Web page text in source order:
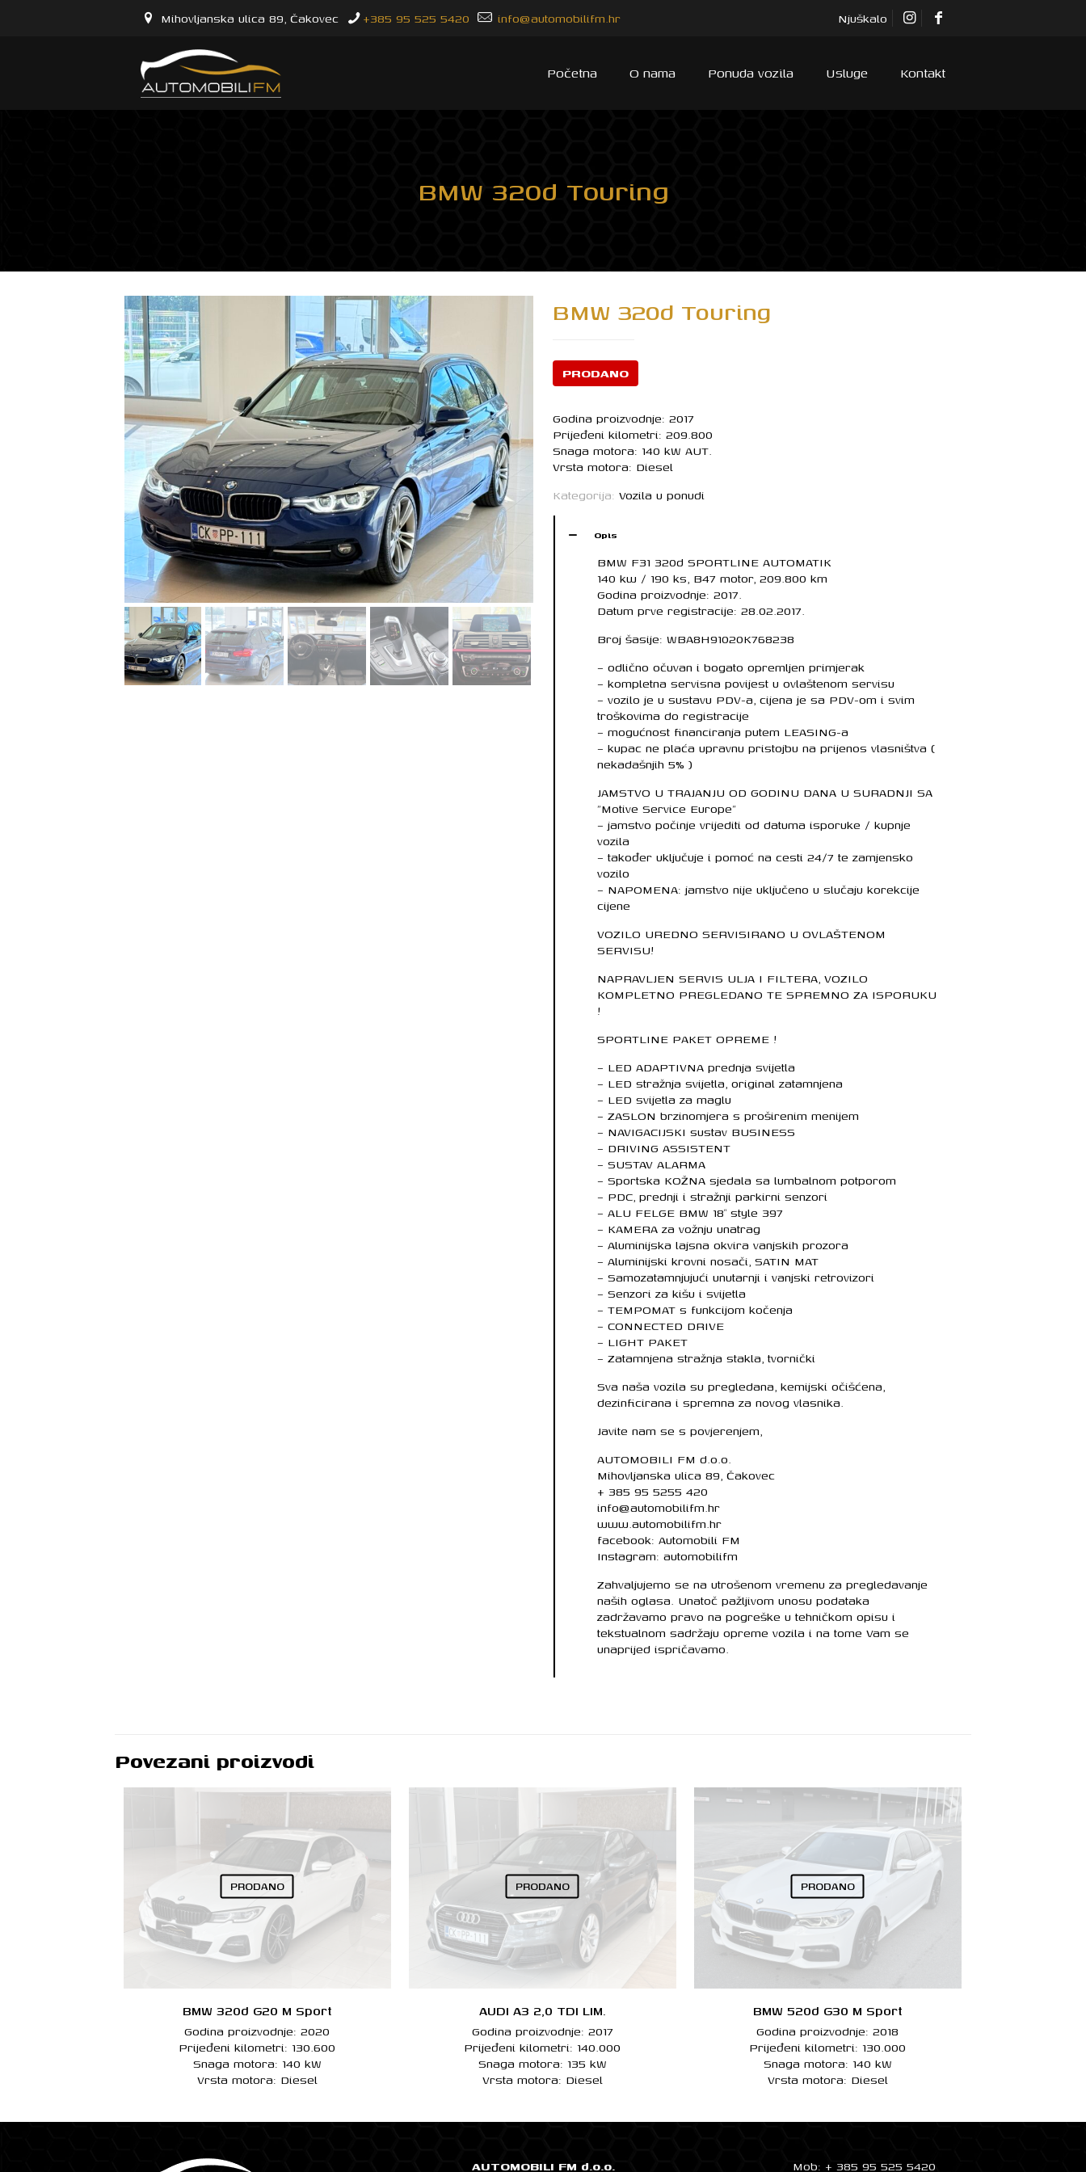
Mihovljanska ulica 89, Čakovec +385 95 525 5420 info@automobilifm.hr Njuškalo
Početna O nama Ponuda vozila Usluge Kontakt
BMW 320d Touring
BMW 320d Touring
PRODANO
Godina proizvodnje: 2017
Prijeđeni kilometri: 209.800
Snaga motora: 140 kW AUT.
Vrsta motora: Diesel
Kategorija: Vozila u ponudi
Opis
BMW F31 320d SPORTLINE AUTOMATIK
140 kw / 190 ks, B47 motor, 209.800 km
Godina proizvodnje: 2017.
Datum prve registracije: 28.02.2017.
Broj šasije: WBA8H91020K768238
– odlično očuvan i bogato opremljen primjerak
– kompletna servisna povijest u ovlaštenom servisu
– vozilo je u sustavu PDV-a, cijena je sa PDV-om i svim
troškovima do registracije
– mogućnost financiranja putem LEASING-a
– kupac ne plaća upravnu pristojbu na prijenos vlasništva (
nekadašnjih 5% )
JAMSTVO U TRAJANJU OD GODINU DANA U SURADNJI SA
“Motive Service Europe”
– jamstvo počinje vrijediti od datuma isporuke / kupnje
vozila
– također uključuje i pomoć na cesti 24/7 te zamjensko
vozilo
– NAPOMENA: jamstvo nije uključeno u slučaju korekcije
cijene
VOZILO UREDNO SERVISIRANO U OVLAŠTENOM
SERVISU!
NAPRAVLJEN SERVIS ULJA I FILTERA, VOZILO
KOMPLETNO PREGLEDANO TE SPREMNO ZA ISPORUKU
!
SPORTLINE PAKET OPREME !
– LED ADAPTIVNA prednja svijetla
– LED stražnja svijetla, original zatamnjena
– LED svijetla za maglu
– ZASLON brzinomjera s proširenim menijem
– NAVIGACIJSKI sustav BUSINESS
– DRIVING ASSISTENT
– SUSTAV ALARMA
– Sportska KOŽNA sjedala sa lumbalnom potporom
– PDC, prednji i stražnji parkirni senzori
– ALU FELGE BMW 18″ style 397
– KAMERA za vožnju unatrag
– Aluminijska lajsna okvira vanjskih prozora
– Aluminijski krovni nosači, SATIN MAT
– Samozatamnjujući unutarnji i vanjski retrovizori
– Senzori za kišu i svijetla
– TEMPOMAT s funkcijom kočenja
– CONNECTED DRIVE
– LIGHT PAKET
– Zatamnjena stražnja stakla, tvornički
Sva naša vozila su pregledana, kemijski očišćena,
dezinficirana i spremna za novog vlasnika.
Javite nam se s povjerenjem,
AUTOMOBILI FM d.o.o.
Mihovljanska ulica 89, Čakovec
+ 385 95 5255 420
info@automobilifm.hr
www.automobilifm.hr
facebook: Automobili FM
Instagram: automobilifm
Zahvaljujemo se na utrošenom vremenu za pregledavanje
naših oglasa. Unatoč pažljivom unosu podataka
zadržavamo pravo na pogreške u tehničkom opisu i
tekstualnom sadržaju opreme vozila i na tome Vam se
unaprijed ispričavamo.
Povezani proizvodi
PRODANO
BMW 320d G20 M Sport
Godina proizvodnje: 2020
Prijeđeni kilometri: 130.600
Snaga motora: 140 kW
Vrsta motora: Diesel
PRODANO
AUDI A3 2,0 TDI LIM.
Godina proizvodnje: 2017
Prijeđeni kilometri: 140.000
Snaga motora: 135 kW
Vrsta motora: Diesel
PRODANO
BMW 520d G30 M Sport
Godina proizvodnje: 2018
Prijeđeni kilometri: 130.000
Snaga motora: 140 kW
Vrsta motora: Diesel
AUTOMOBILI FM d.o.o. Mob: + 385 95 525 5420